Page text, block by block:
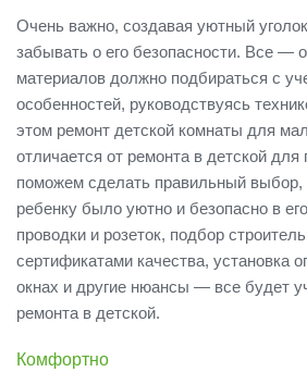
Очень важно, создавая уютный
забывать о его безопасности. Все —
материалов должно подбираться с
особенностей, руководствуясь
этом ремонт детской комнаты для
отличается от ремонта в детской
поможем сделать правильный
ребенку было уютно и безопасно в
проводки и розеток, подбор
сертификатами качества, установка
окнах и другие нюансы — все будет
ремонта в детской.
Комфортно